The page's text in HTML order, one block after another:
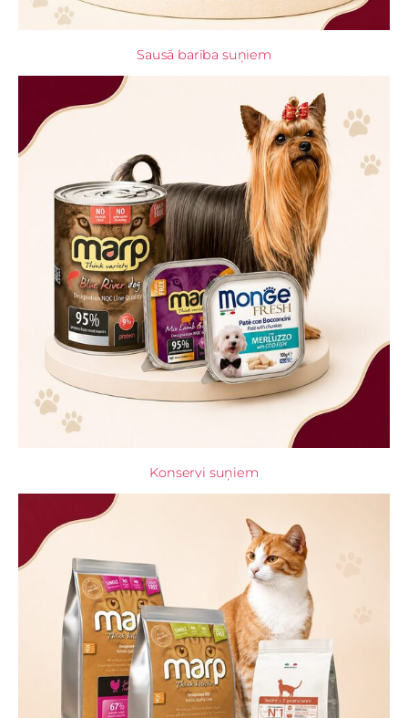
Sausā barība suņiem
Konservi suņiem